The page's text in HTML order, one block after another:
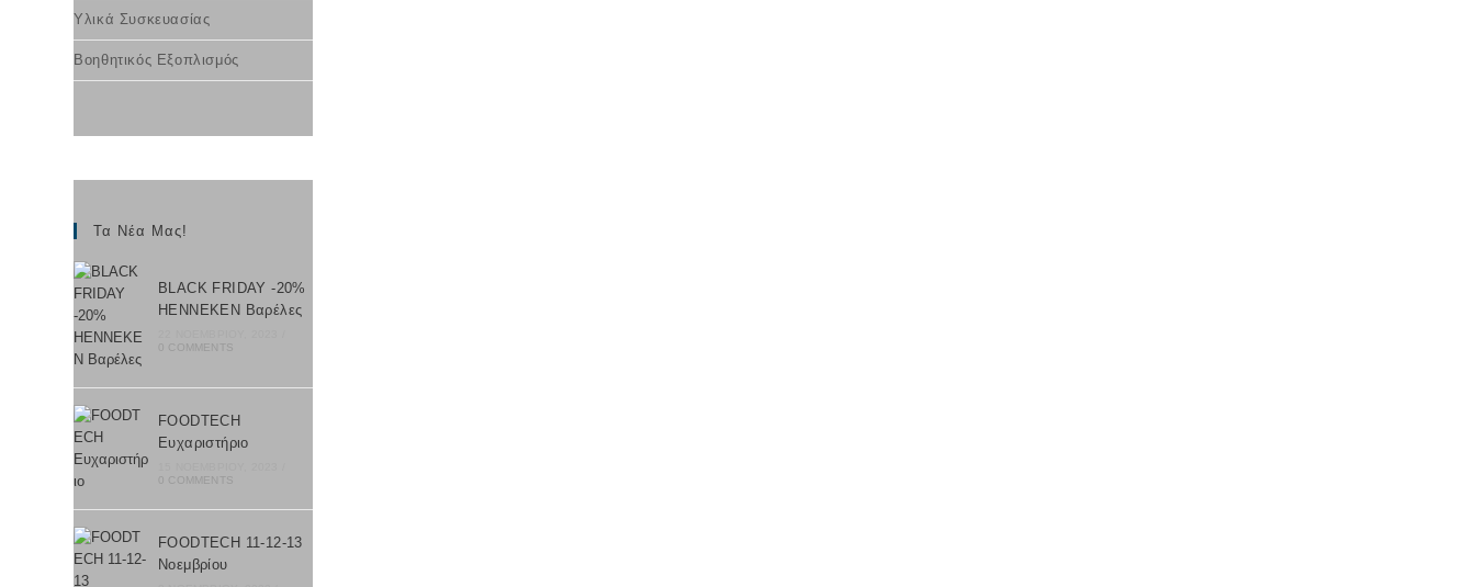
Υλικά Συσκευασίας
Βοηθητικός Εξοπλισμός
Τα Νέα Μας!
BLACK FRIDAY -20%
HENNEKEN Βαρέλες
0 COMMENTS
FOODTECH
Ευχαριστήριο
0 COMMENTS
FOODTECH 11-12-13
Nοεμβρίου